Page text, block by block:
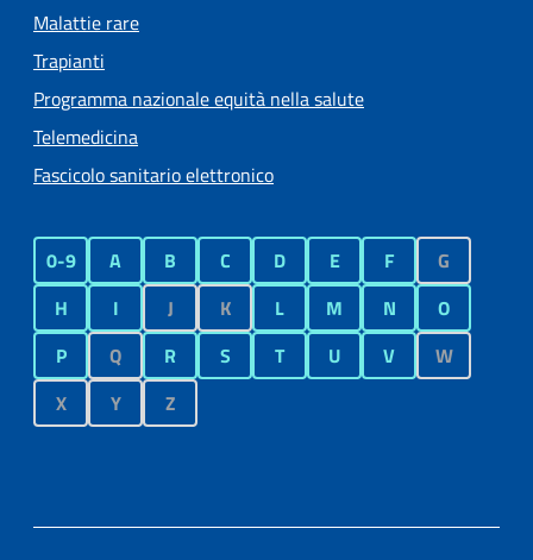
Malattie rare
Trapianti
Programma nazionale equità nella salute
Telemedicina
Fascicolo sanitario elettronico
0-9 A B C D E F
G
H
I J K L M N
O
P
Q R S T U V
W
X
Y Z